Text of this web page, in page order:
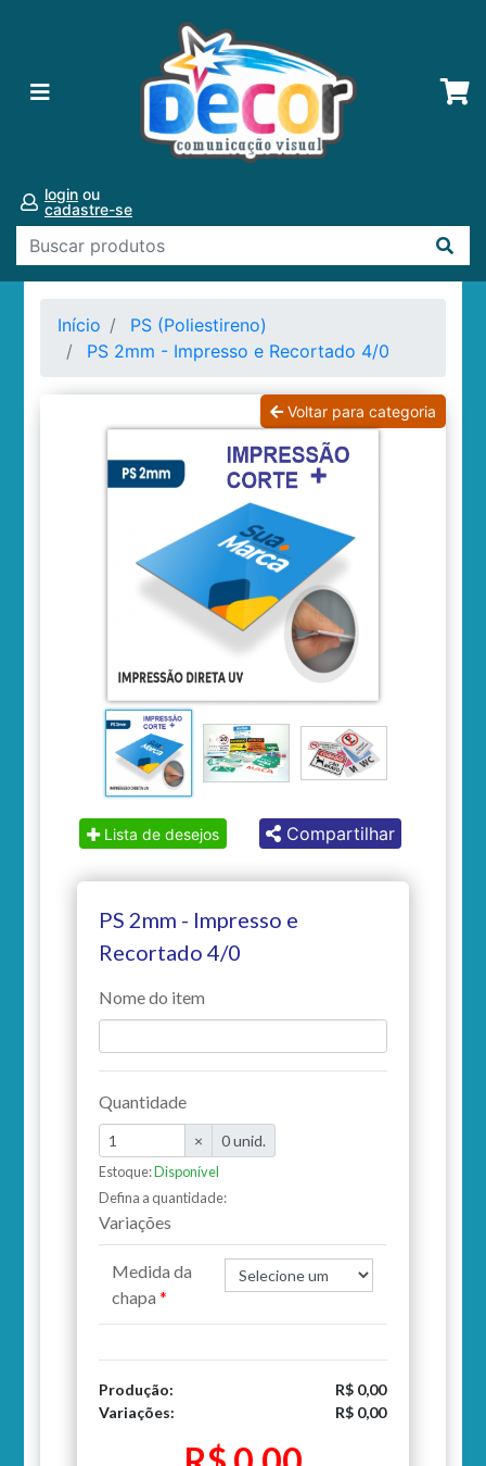
login ou
cadastre-se
Início
PS (Poliestireno)
PS 2mm - Impresso e Recortado 4/0
Voltar para categoria
Lista de desejos Compartilhar
PS 2mm - Impresso e
Recortado 4/0
Nome do item
Quantidade
× 0 unid.
Estoque:Disponível
Defina a quantidade:
Variações
Medida da
chapa
Produção:
R$ 0,00
Variações:
R$ 0,00